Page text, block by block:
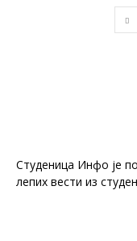
Студеница Инфо је
лепих вести из